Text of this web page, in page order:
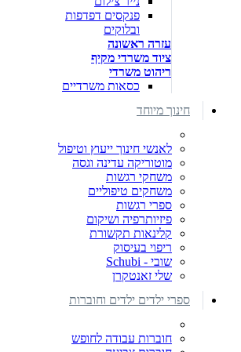
פנקסים דפדפות
ובלוקים
עזרה ראשונה
ציוד משרדי מקיף
ריהוט משרדי
כסאות משרדיים
חינוך מיוחד
לאנשי חינוך ייעוץ וטיפול
מוטוריקה עדינה וגסה
משחקי רגשות
משחקים טיפוליים
ספרי רגשות
פיזיותרפיה ושיקום
קלינאות תקשורת
ריפוי בעיסוק
שובי - Schubi
שלי זאנטקרן
ספרי ילדים ילדים וחוברות
חוברות עבודה לחופש